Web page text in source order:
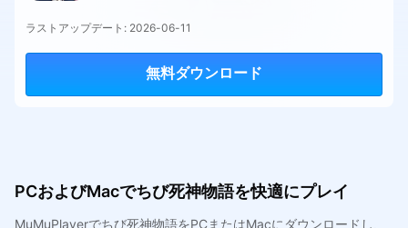
ラストアップデート: 2026-06-11
無料ダウンロード
PCおよびMacでちび死神物語を快適にプレイ
MuMuPlayerでちび死神物語をPCまたはMacにダウンロードし、